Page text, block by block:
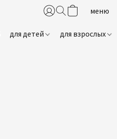
для детей для взрослых